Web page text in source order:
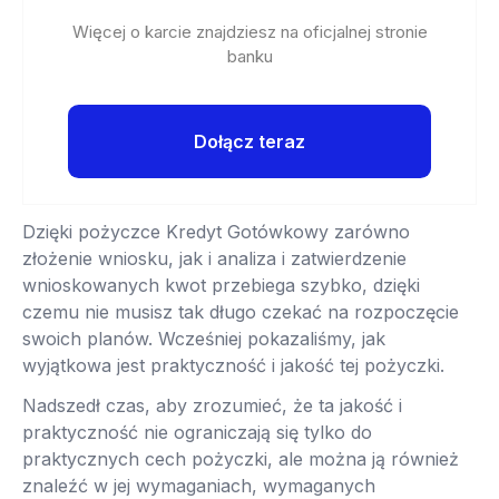
Więcej o karcie znajdziesz na oficjalnej stronie
banku
Dołącz teraz
Dzięki pożyczce Kredyt Gotówkowy zarówno
złożenie wniosku, jak i analiza i zatwierdzenie
wnioskowanych kwot przebiega szybko, dzięki
czemu nie musisz tak długo czekać na rozpoczęcie
swoich planów. Wcześniej pokazaliśmy, jak
wyjątkowa jest praktyczność i jakość tej pożyczki.
Nadszedł czas, aby zrozumieć, że ta jakość i
praktyczność nie ograniczają się tylko do
praktycznych cech pożyczki, ale można ją również
znaleźć w jej wymaganiach, wymaganych